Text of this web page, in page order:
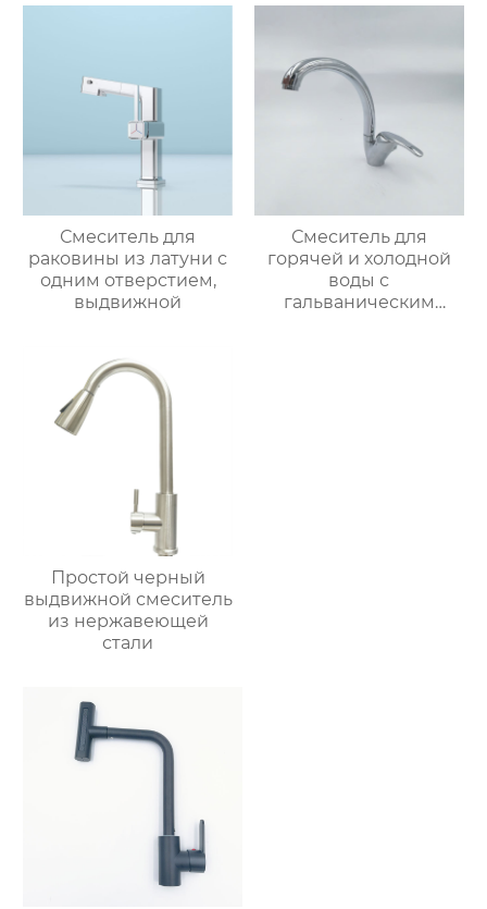
Смеситель для
раковины из латуни с
одним отверстием,
выдвижной
Смеситель для
горячей и холодной
воды с
гальваническим
Простой черный
выдвижной смеситель
из нержавеющей
стали